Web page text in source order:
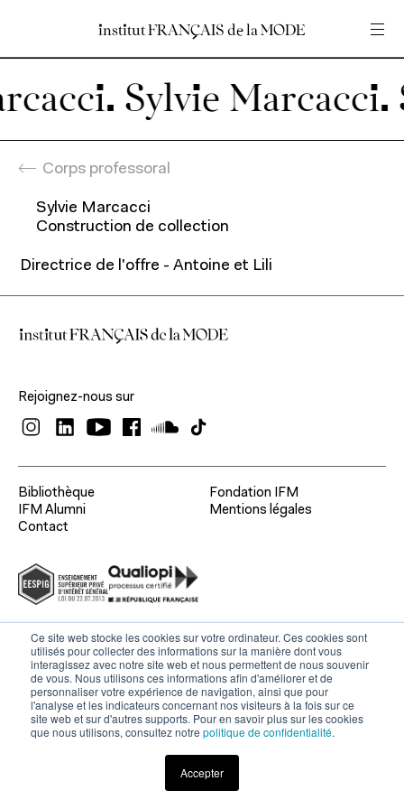
Ce site web stocke les cookies sur votre ordinateur. Ces cookies sont
utilisés pour collecter des informations sur la manière dont vous
interagissez avec notre site web et nous permettent de nous souvenir
de vous. Nous utilisons ces informations afin d'améliorer et de
personnaliser votre expérience de navigation, ainsi que pour
l'analyse et les indicateurs concernant nos visiteurs à la fois sur ce
site web et sur d'autres supports. Pour en savoir plus sur les cookies
que nous utilisons, consultez notre politique de confidentialité.
Accepter
institutFRANÇAISdelaMODE
institutFRANÇAISdelaMODE
Programmes
Programmes pour étudiants
Recherche et expertise
Recherche académique
Expertise économique et marketing
À propos
À propos de l'IFM
Fondation IFM
Corps professoral
Contact
Formation continue
Relations entreprises
Entrez votre recherche
Corps professoral
Sylvie Marcacci
Construction de collection
Directrice de l'offre - Antoine et Lili
Bibliothèque
Fondation IFM
IFM Alumni
Mentions légales
Contact
Rejoignez-nous sur